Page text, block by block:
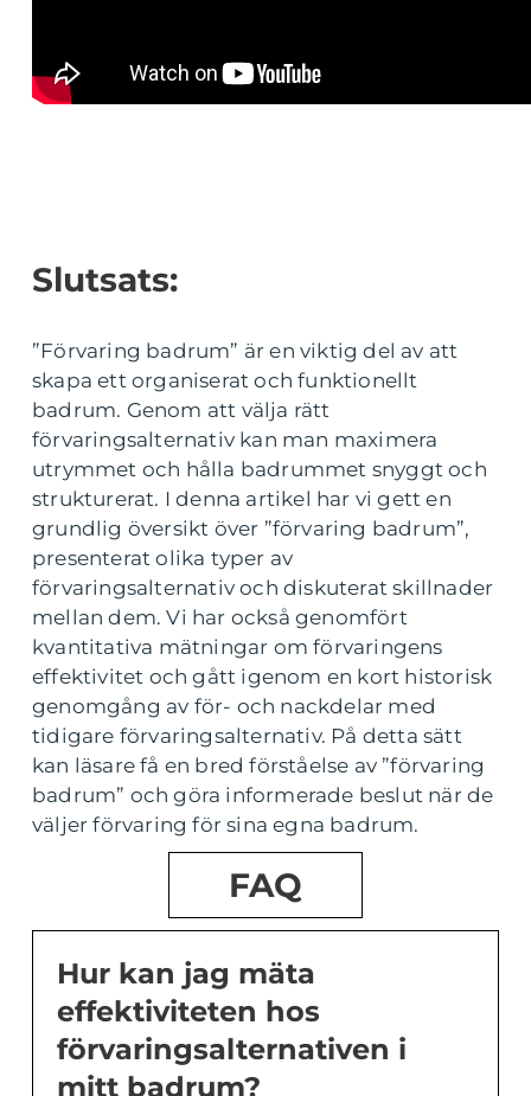
Slutsats:
”Förvaring badrum” är en viktig del av att
skapa ett organiserat och funktionellt
badrum. Genom att välja rätt
förvaringsalternativ kan man maximera
utrymmet och hålla badrummet snyggt och
strukturerat. I denna artikel har vi gett en
grundlig översikt över ”förvaring badrum”,
presenterat olika typer av
förvaringsalternativ och diskuterat skillnader
mellan dem. Vi har också genomfört
kvantitativa mätningar om förvaringens
effektivitet och gått igenom en kort historisk
genomgång av för- och nackdelar med
tidigare förvaringsalternativ. På detta sätt
kan läsare få en bred förståelse av ”förvaring
badrum” och göra informerade beslut när de
väljer förvaring för sina egna badrum.
FAQ
Hur kan jag mäta
effektiviteten hos
förvaringsalternativen i
mitt badrum?